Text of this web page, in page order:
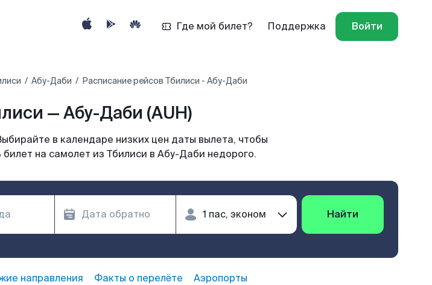
Где мой билет? Поддержка Войти
Абу-Даби Расписание рейсов Тбилиси - Абу-Даби
— Абу-Даби (AUH)
в календаре низких цен даты вылета, чтобы
на самолет из Тбилиси в Абу-Даби недорого.
Найти
направления Факты о перелёте Аэропорты